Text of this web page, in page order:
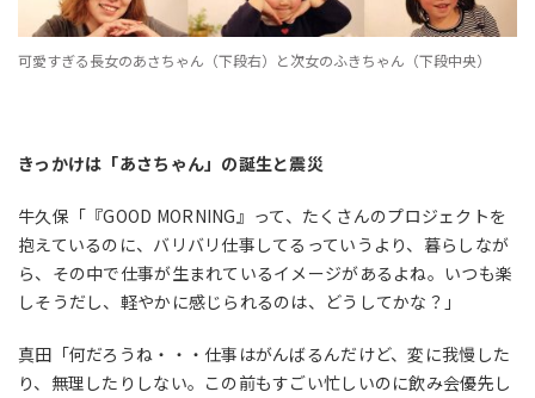
可愛すぎる長女のあさちゃん（下段右）と次女のふきちゃん（下段中央）
きっかけは「あさちゃん」の誕生と震災
牛久保「『GOOD MORNING』って、たくさんのプロジェクトを
抱えているのに、バリバリ仕事してるっていうより、暮らしなが
ら、その中で仕事が生まれているイメージがあるよね。いつも楽
しそうだし、軽やかに感じられるのは、どうしてかな？」
真田「何だろうね・・・仕事はがんばるんだけど、変に我慢した
り、無理したりしない。この前もすごい忙しいのに飲み会優先し